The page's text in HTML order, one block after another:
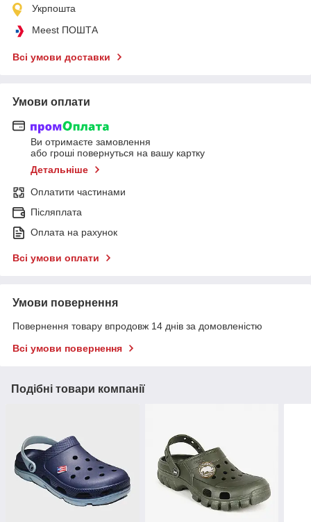
Укрпошта
Meest ПОШТА
Всі умови доставки
Умови оплати
Ви отримаєте замовлення
або гроші повернуться на вашу картку
Детальніше
Оплатити частинами
Післяплата
Оплата на рахунок
Всі умови оплати
Умови повернення
Повернення товару впродовж 14 днів за домовленістю
Всі умови повернення
Подібні товари компанії